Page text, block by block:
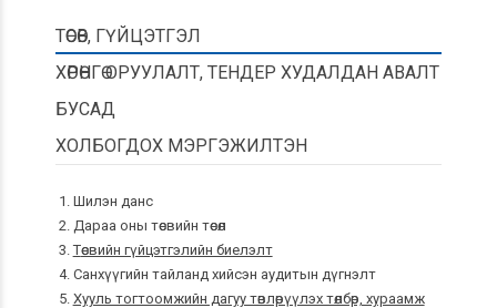
ТӨСӨВ, ГҮЙЦЭТГЭЛ
ХӨРӨНГӨ ОРУУЛАЛТ, ТЕНДЕР ХУДАЛДАН АВАЛТ
БУСАД
ХОЛБОГДОХ МЭРГЭЖИЛТЭН
Шилэн данс
Дараа оны төсвийн төсөл
Төсвийн гүйцэтгэлийн биелэлт
Санхүүгийн тайланд хийсэн аудитын дүгнэлт
Хууль тогтоомжийн дагуу төвлөрүүлэх төлбөр, хураамж